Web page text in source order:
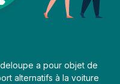
a pour objet de
alternatifs à la voiture